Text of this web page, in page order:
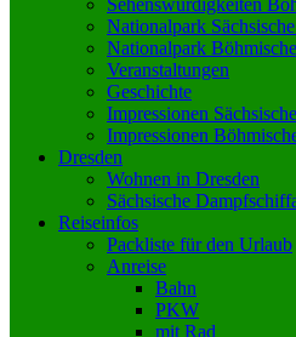
Nationalpark
Nationalpark
Veranstaltungen
Geschichte
Impressionen
Impressionen
Dresden
Wohnen in Dresden
Sächsische
Reiseinfos
Packliste für den Urlaub
Anreise
Bahn
PKW
mit Rad